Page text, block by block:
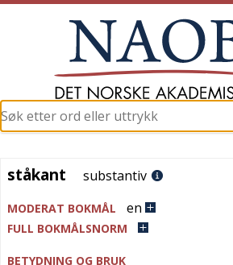
ståkant
ståkant substantiv
MODERAT BOKMÅL en
FULL BOKMÅLSNORM
BETYDNING OG BRUK